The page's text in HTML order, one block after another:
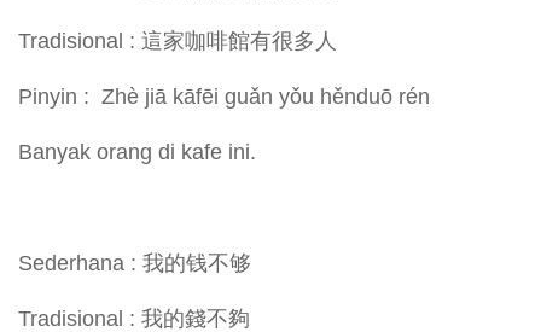
Tradisional : 這家咖啡館有很多人
Pinyin : Zhè jiā kāfēi guǎn yǒu hěnduō rén
Banyak orang di kafe ini.
Sederhana : 我的钱不够
Tradisional : 我的錢不夠